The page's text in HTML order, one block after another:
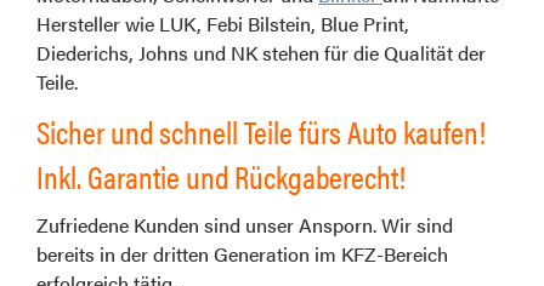
Hersteller wie LUK, Febi Bilstein, Blue Print,
Diederichs, Johns und NK stehen für die Qualität der
Teile.
Sicher und schnell Teile fürs Auto kaufen!
Inkl. Garantie und Rückgaberecht!
Zufriedene Kunden sind unser Ansporn. Wir sind
bereits in der dritten Generation im KFZ-Bereich